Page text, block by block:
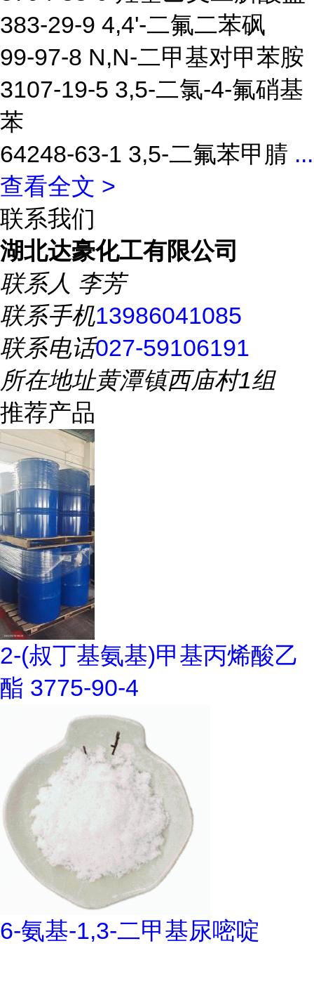
383-29-9 4,4'-二氟二苯砜
99-97-8 N,N-二甲基对甲苯胺
3107-19-5 3,5-二氯-4-氟硝基
苯
64248-63-1 3,5-二氟苯甲腈 ...
查看全文 >
联系我们
湖北达豪化工有限公司
联系人 李芳
联系手机13986041085
联系电话027-59106191
所在地址黄潭镇西庙村1组
推荐产品
2-(叔丁基氨基)甲基丙烯酸乙
酯 3775-90-4
6-氨基-1,3-二甲基尿嘧啶